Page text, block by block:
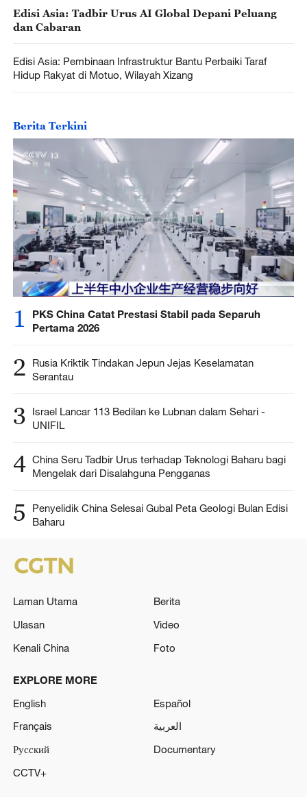
Edisi Asia: Tadbir Urus AI Global Depani Peluang
dan Cabaran
Edisi Asia: Pembinaan Infrastruktur Bantu Perbaiki Taraf
Hidup Rakyat di Motuo, Wilayah Xizang
Berita Terkini
1
PKS China Catat Prestasi Stabil pada Separuh
Pertama 2026
2
Rusia Kriktik Tindakan Jepun Jejas Keselamatan
Serantau
3
Israel Lancar 113 Bedilan ke Lubnan dalam Sehari -
UNIFIL
4 China Seru Tadbir Urus terhadap Teknologi Baharu bagi
Mengelak dari Disalahguna Pengganas
5
Penyelidik China Selesai Gubal Peta Geologi Bulan Edisi
Baharu
Laman Utama
Berita
Ulasan
Video
Kenali China
Foto
EXPLORE MORE
English
Español
Français
العربية
Русский
Documentary
CCTV+